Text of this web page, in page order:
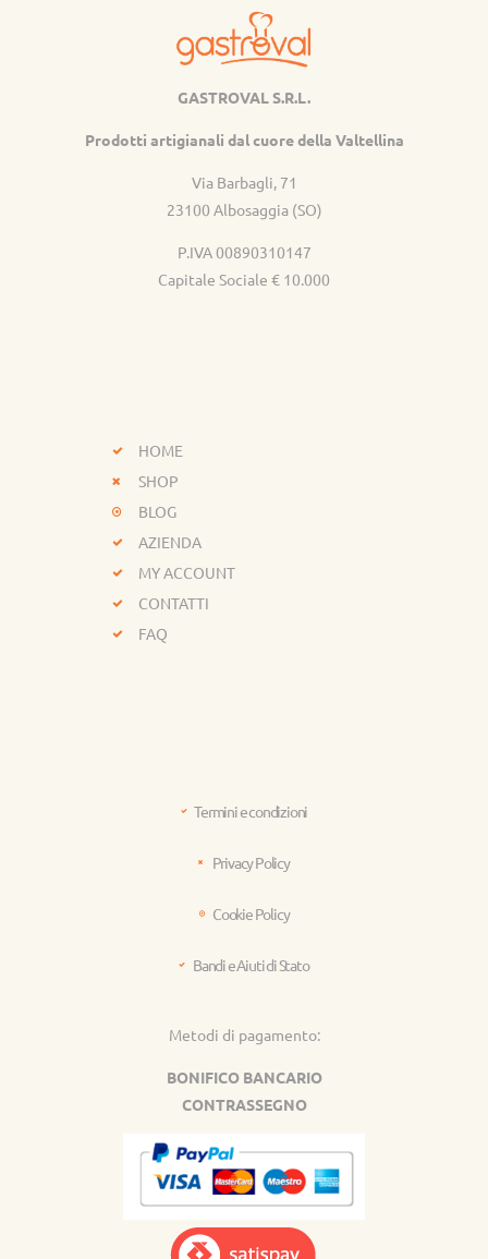
GASTROVAL S.R.L.
Prodotti artigianali dal cuore della Valtellina
Via Barbagli, 71
23100 Albosaggia (SO)
P.IVA 00890310147
Capitale Sociale € 10.000
HOME
SHOP
BLOG
AZIENDA
MY ACCOUNT
CONTATTI
FAQ
Termini e condizioni
Privacy Policy
Cookie Policy
Bandi e Aiuti di Stato
Metodi di pagamento:
BONIFICO BANCARIO
CONTRASSEGNO